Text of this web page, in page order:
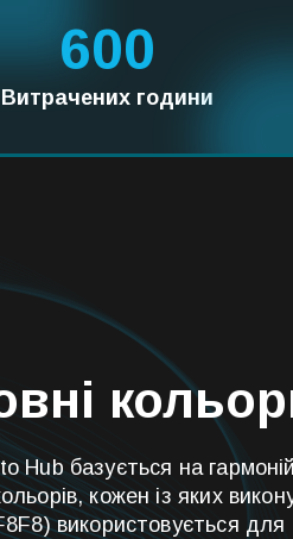
600
Витрачених години
Hub базується на
кожен із яких
використовується для